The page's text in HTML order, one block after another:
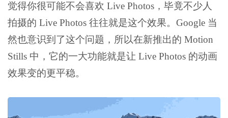
觉得你很可能不会喜欢 Live Photos，毕竟不少人
拍摄的 Live Photos 往往就是这个效果。Google 当
然也意识到了这个问题，所以在新推出的 Motion
Stills 中，它的一大功能就是让 Live Photos 的动画
效果变的更平稳。